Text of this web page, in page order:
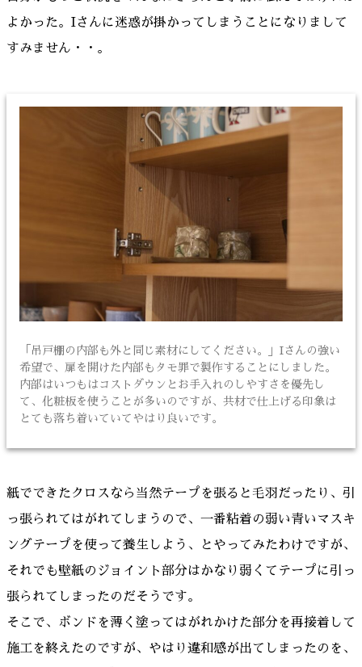
よかった。Iさんに迷惑が掛かってしまうことになりまして
すみません・・。
「吊戸棚の内部も外と同じ素材にしてください。」Iさんの強い
希望で、扉を開けた内部もタモ罪で製作することにしました。
内部はいつもはコストダウンとお手入れのしやすさを優先し
て、化粧板を使うことが多いのですが、共材で仕上げる印象は
とても落ち着いていてやはり良いです。
紙でできたクロスなら当然テープを張ると毛羽だったり、引
っ張られてはがれてしまうので、一番粘着の弱い青いマスキ
ングテープを使って養生しよう、とやってみたわけですが、
それでも壁紙のジョイント部分はかなり弱くてテープに引っ
張られてしまったのだそうです。
そこで、ボンドを薄く塗ってはがれかけた部分を再接着して
施工を終えたのですが、やはり違和感が出てしまったのを、